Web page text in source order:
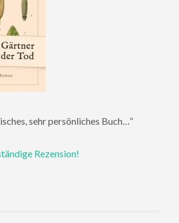
sehr persönliches Buch…“
Rezension!